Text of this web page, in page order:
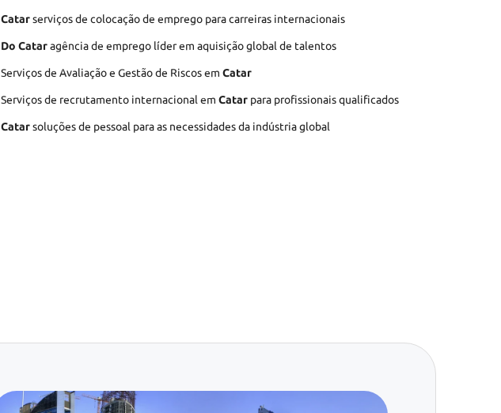
Catarserviços de colocação de emprego para carreiras internacionais
Do Cataragência de emprego líder em aquisição global de talentos
Serviços de Avaliação e Gestão de Riscos em Catar
Serviços de recrutamento internacional em Catar para profissionais qualificados
Catarsoluções de pessoal para as necessidades da indústria global